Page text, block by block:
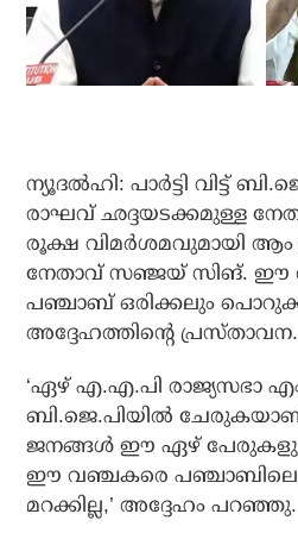
ന്യൂദല്‍ഹി: പാര്‍ട്ടി വിട്ട്
രാഘവ് ഛദ്ദയടക്കമുള്ള
രൂക്ഷ വിമര്‍ശമവുമായി ആം
നേതാവ് സഞ്ജയ് സിങ്. ഈ
പഞ്ചാബ് ഒരിക്കലും
അദ്ദേഹത്തിന്റെ പ്രസ്താവന.
‘ഏഴ് എ.എ.പി രാജ്യസഭാ
ബി.ജെ.പിയില്‍
ജനങ്ങള്‍ ഈ ഏഴ്
ഈ വഞ്ചകരെ പഞ്ചാബിലെ
മറക്കില്ല,’ അദ്ദേഹം പറഞ്ഞു.